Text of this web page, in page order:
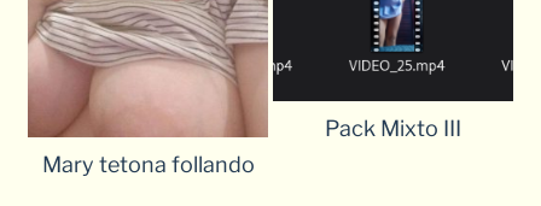
Mary tetona follando
Pack Mixto III